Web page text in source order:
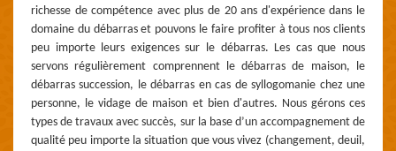
richesse de compétence avec plus de 20 ans d'expérience dans le
domaine du débarras et pouvons le faire profiter à tous nos clients
peu importe leurs exigences sur le débarras. Les cas que nous
servons régulièrement comprennent le débarras de maison, le
débarras succession, le débarras en cas de syllogomanie chez une
personne, le vidage de maison et bien d'autres. Nous gérons ces
types de travaux avec succès, sur la base d’un accompagnement de
qualité peu importe la situation que vous vivez (changement, deuil,